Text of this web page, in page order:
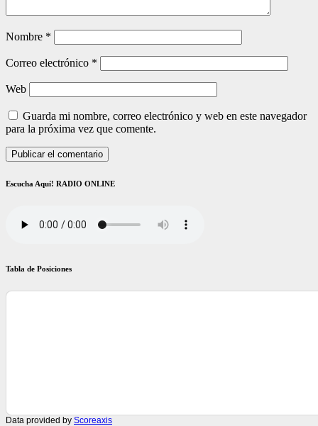
Nombre *
Correo electrónico *
Web
Guarda mi nombre, correo electrónico y web en este navegador
para la próxima vez que comente.
Escucha Aquí! RADIO ONLINE
Tabla de Posiciones
Data provided by Scoreaxis